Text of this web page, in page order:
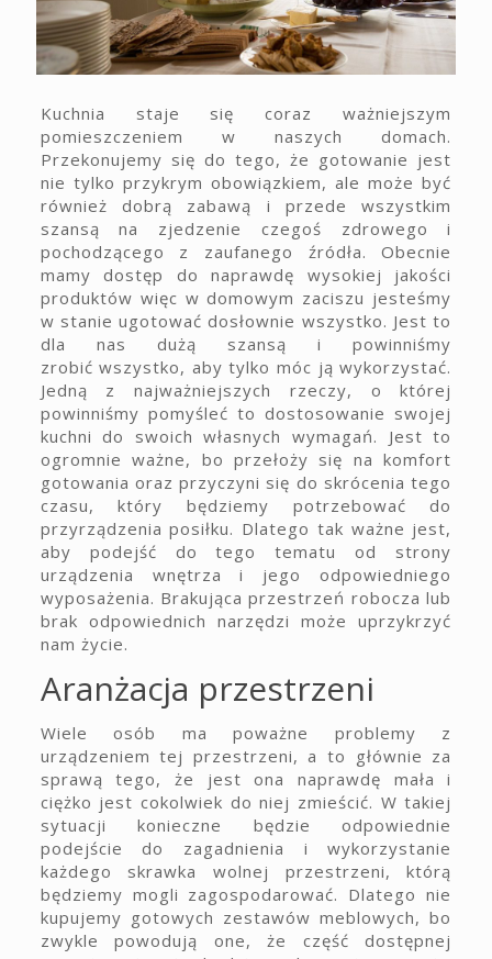
Kuchnia staje się coraz ważniejszym
pomieszczeniem w naszych domach.
Przekonujemy się do tego, że gotowanie jest
nie tylko przykrym obowiązkiem, ale może być
również dobrą zabawą i przede wszystkim
szansą na zjedzenie czegoś zdrowego i
pochodzącego z zaufanego źródła. Obecnie
mamy dostęp do naprawdę wysokiej jakości
produktów więc w domowym zaciszu jesteśmy
w stanie ugotować dosłownie wszystko. Jest to
dla nas dużą szansą i powinniśmy
zrobić wszystko, aby tylko móc ją wykorzystać.
Jedną z najważniejszych rzeczy, o której
powinniśmy pomyśleć to dostosowanie swojej
kuchni do swoich własnych wymagań. Jest to
ogromnie ważne, bo przełoży się na komfort
gotowania oraz przyczyni się do skrócenia tego
czasu, który będziemy potrzebować do
przyrządzenia posiłku. Dlatego tak ważne jest,
aby podejść do tego tematu od strony
urządzenia wnętrza i jego odpowiedniego
wyposażenia. Brakująca przestrzeń robocza lub
brak odpowiednich narzędzi może uprzykrzyć
nam życie.
Aranżacja przestrzeni
Wiele osób ma poważne problemy z
urządzeniem tej przestrzeni, a to głównie za
sprawą tego, że jest ona naprawdę mała i
ciężko jest cokolwiek do niej zmieścić. W takiej
sytuacji konieczne będzie odpowiednie
podejście do zagadnienia i wykorzystanie
każdego skrawka wolnej przestrzeni, którą
będziemy mogli zagospodarować. Dlatego nie
kupujemy gotowych zestawów meblowych, bo
zwykle powodują one, że część dostępnej